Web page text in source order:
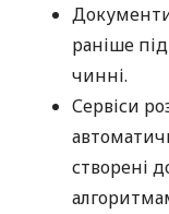
раніше
чинні.
Сервіси
створені